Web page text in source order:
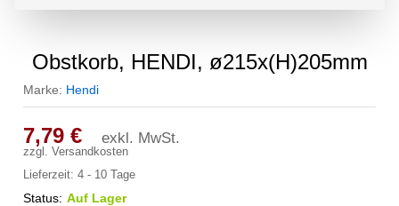
Obstkorb, HENDI, ø215x(H)205mm
Marke: Hendi
7,79€ exkl. MwSt.
zzgl.Versandkosten
Lieferzeit:4 - 10 Tage
Status: Auf Lager